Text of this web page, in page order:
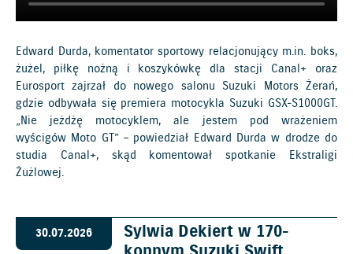
Edward Durda, komentator sportowy relacjonujący m.in. boks,
żużel, piłkę nożną i koszykówkę dla stacji Canal+ oraz
Eurosport zajrzał do nowego salonu Suzuki Motors Żerań,
gdzie odbywała się premiera motocykla Suzuki GSX-S1000GT.
„Nie jeżdżę motocyklem, ale jestem pod wrażeniem
wyścigów Moto GT” ­– powiedział Edward Durda w drodze do
studia Canal+, skąd komentował spotkanie Ekstraligi
Żużlowej.
30.07.2026
Sylwia Dekiert w 170-